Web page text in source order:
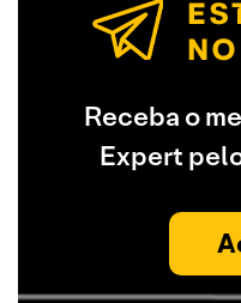
Receba o
Expert